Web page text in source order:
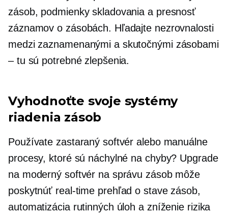
zásob, podmienky skladovania a presnosť
záznamov o zásobách. Hľadajte nezrovnalosti
medzi zaznamenanými a skutočnými zásobami
– tu sú potrebné zlepšenia.
Vyhodnoťte svoje systémy
riadenia zásob
Používate zastaraný softvér alebo manuálne
procesy, ktoré sú náchylné na chyby? Upgrade
na moderný softvér na správu zásob môže
poskytnúť real-time prehľad o stave zásob,
automatizácia rutinných úloh a zníženie rizika